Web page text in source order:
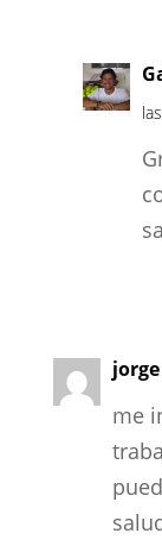
me